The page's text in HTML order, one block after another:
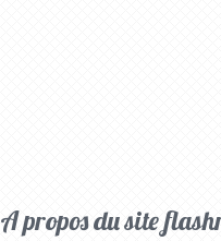
A propos du site